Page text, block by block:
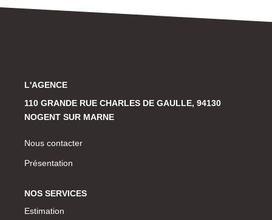
L'AGENCE
110 GRANDE RUE CHARLES DE GAULLE, 94130
NOGENT SUR MARNE
Nous contacter
Présentation
NOS SERVICES
Estimation